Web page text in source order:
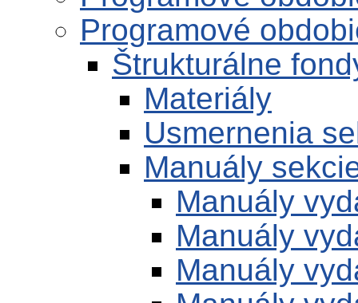
Programové
Štrukturálne
Materiály
Usmernenia
Manuály
Manuály
Manuály
Manuály